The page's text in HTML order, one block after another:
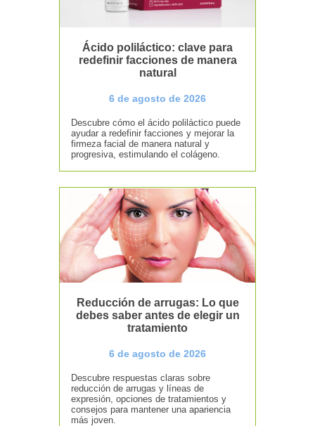
Ácido poliláctico: clave para
redefinir facciones de manera
natural
6 de agosto de 2026
Descubre cómo el ácido poliláctico puede
ayudar a redefinir facciones y mejorar la
firmeza facial de manera natural y
progresiva, estimulando el colágeno.
Reducción de arrugas: Lo que
debes saber antes de elegir un
tratamiento
6 de agosto de 2026
Descubre respuestas claras sobre
reducción de arrugas y líneas de
expresión, opciones de tratamientos y
consejos para mantener una apariencia
más joven.